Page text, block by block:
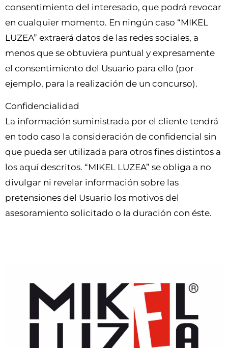
consentimiento del interesado, que podrá revocar
en cualquier momento. En ningún caso “MIKEL
LUZEA” extraerá datos de las redes sociales, a
menos que se obtuviera puntual y expresamente
el consentimiento del Usuario para ello (por
ejemplo, para la realización de un concurso).
Confidencialidad
La información suministrada por el cliente tendrá
en todo caso la consideración de confidencial sin
que pueda ser utilizada para otros fines distintos a
los aquí descritos. “MIKEL LUZEA” se obliga a no
divulgar ni revelar información sobre las
pretensiones del Usuario los motivos del
asesoramiento solicitado o la duración con éste.